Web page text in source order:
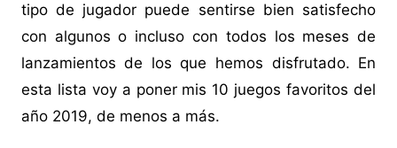
tipo de jugador puede sentirse bien satisfecho
con algunos o incluso con todos los meses de
lanzamientos de los que hemos disfrutado. En
esta lista voy a poner mis 10 juegos favoritos del
año 2019, de menos a más.